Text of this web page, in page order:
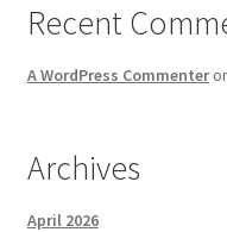
Recent
A WordPress Commenter
Archives
April 2026